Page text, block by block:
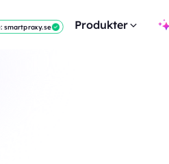
smartproxy.se Produkter